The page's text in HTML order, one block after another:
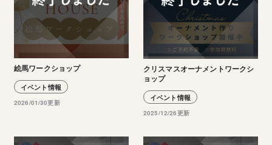
絵馬ワークショップ
イベント情報
2026/01/30更新
クリスマスオーナメントワークシ
ョップ
イベント情報
2025/12/26更新